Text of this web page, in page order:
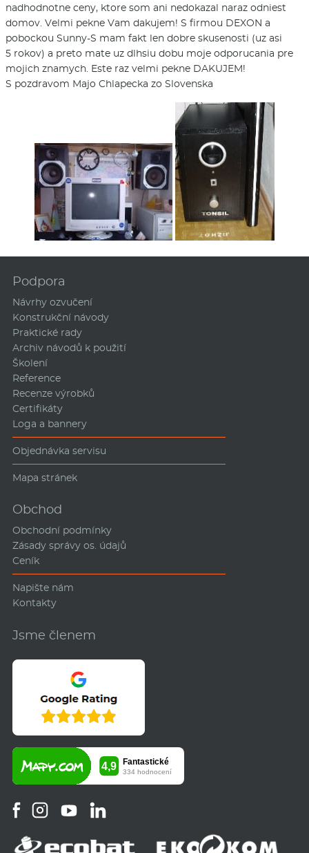
nadhodnotne ceny, ktore som ani nedokazal naraz odniest
domov. Velmi pekne Vam dakujem! S firmou DEXON a
pobockou Sunny-S mam fakt len dobre skusenosti (uz asi
5 rokov) a preto mate uz dlhsiu dobu moje odporucania pre
mojich znamych. Este raz velmi pekne DAKUJEM!
S pozdravom Majo Chlapecka zo Slovenska
Podpora
Návrhy ozvučení
Konstrukční návody
Praktické rady
Archiv návodů k použití
Školení
Reference
Recenze výrobků
Certifikáty
Loga a bannery
Objednávka servisu
Mapa stránek
Obchod
Obchodní podmínky
Zásady správy os. údajů
Ceník
Napište nám
Kontakty
Jsme členem